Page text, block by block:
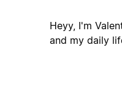
Heyy, I'm
and my daily